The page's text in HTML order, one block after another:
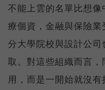
不能上雲的名單比想
療個資，金融與保險
分大學院校與設計公
取。對這些組織而言
用，而是一開始就沒